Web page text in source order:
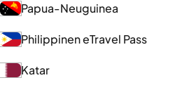
Papua-Neuguinea
Philippinen eTravel Pass
Katar